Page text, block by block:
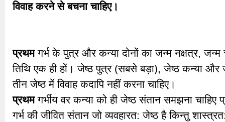
विवाह करने से बचना चाहिए।
प्रथमगर्भ के पुत्र और कन्या दोनों का जन्म नक्षत्र,
तिथि एक ही हों। जेष्ठ पुत्र (सबसे बड़ा), जेष्ठ कन्या और
तीन जेष्ठ में विवाह कदापि नहीं करना चाहिए।
प्रथमगर्भीय वर कन्या को ही जेष्ठ संतान समझना चाहिए
गर्भ की जीवित संतान जो व्यवहारत: जेष्ठ है किन्तु